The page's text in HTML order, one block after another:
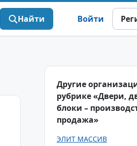
Найти Войти
Другие
рубрике «Двери,
блоки –
продажа»
ЭЛИТ МАССИВ